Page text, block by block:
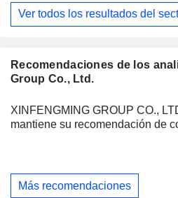
Recomendaciones de los
Group Co., Ltd.
XINFENGMING GROUP CO.,
mantiene su recomendación de
Más recomendaciones
Ver todos los resultados del